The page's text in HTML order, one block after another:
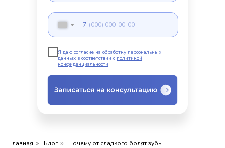
+7
Я даю согласие на обработку персональных
данных в соответствии с политикой
конфиденциальности
Главная » Блог » Почему от сладкого болят зубы